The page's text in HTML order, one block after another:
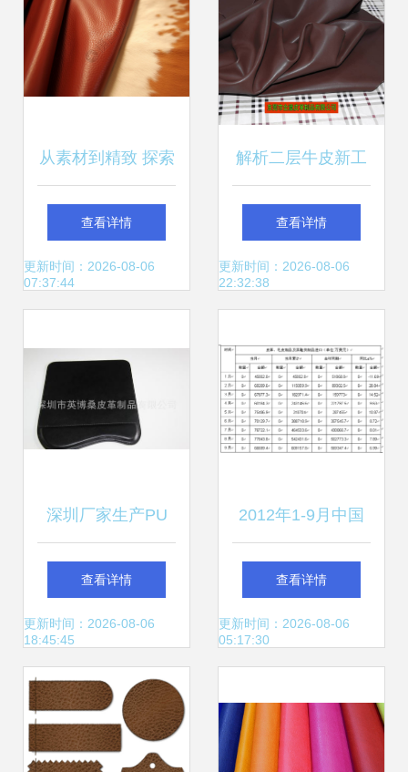
从素材到精致 探索
皮制品的工艺与文
化意义
查看详情
更新时间：2026-08-06
07:37:44
解析二层牛皮新工
艺 纳帕纹软牛皮的
创新与仿头层工艺
查看详情
更新时间：2026-08-06
22:32:38
深圳厂家生产PU
PVC鼠标垫 皮质工
艺的价格、厂家与
图片解析
查看详情
更新时间：2026-08-06
18:45:45
2012年1-9月中国
皮革、毛皮制品及
其鞋类制品进口数
查看详情
更新时间：2026-08-06
05:17:30